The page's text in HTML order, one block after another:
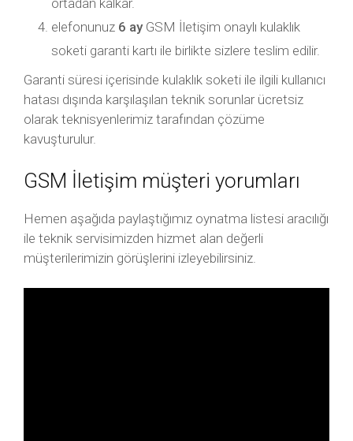
ortadan kalkar.
elefonunuz 6 ayGSM İletişim onaylı kulaklık
soketi garanti kartı ile birlikte sizlere teslim edilir.
Garanti süresi içerisinde kulaklık soketi ile ilgili kullanıcı
hatası dışında karşılaşılan teknik sorunlar ücretsiz
olarak teknisyenlerimiz tarafından çözüme
kavuşturulur.
GSM İletişim müşteri yorumları
Hemen aşağıda paylaştığımız oynatma listesi aracılığı
ile teknik servisimizden hizmet alan değerli
müşterilerimizin görüşlerini izleyebilirsiniz.